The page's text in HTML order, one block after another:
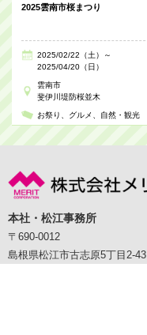
2025雲南市桜まつり
2025/02/22（土）～
2025/04/20（日）
雲南市
斐伊川堤防桜並木
お祭り グルメ 自然・観光
本社・松江事務所
〒690-0012
島根県松江市古志原5丁目2-43